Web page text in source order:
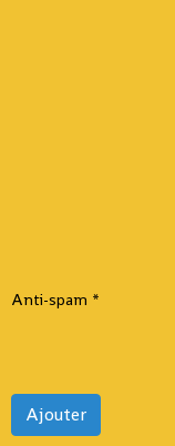
Anti-spam
Ajouter